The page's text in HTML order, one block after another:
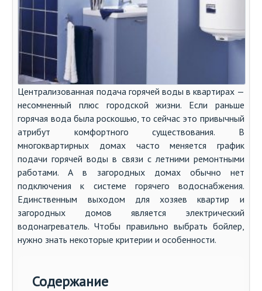
Централизованная подача горячей воды в квартирах —
несомненный плюс городской жизни. Если раньше
горячая вода была роскошью, то сейчас это привычный
атрибут комфортного существования. В
многоквартирных домах часто меняется график
подачи горячей воды в связи с летними ремонтными
работами. А в загородных домах обычно нет
подключения к системе горячего водоснабжения.
Единственным выходом для хозяев квартир и
загородных домов является электрический
водонагреватель. Чтобы правильно выбрать бойлер,
нужно знать некоторые критерии и особенности.
Содержание